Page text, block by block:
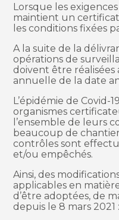
Lorsque les
maintient un
les conditions fixées
A la suite de la
opérations de
doivent être réalisées
annuelle de la date
L’épidémie de Covid-
organismes
l’ensemble de leurs
beaucoup de
contrôles sont
et/ou empêchés.
Ainsi, des
applicables en
d’être adoptées, de
depuis le 8 mars 2021 :